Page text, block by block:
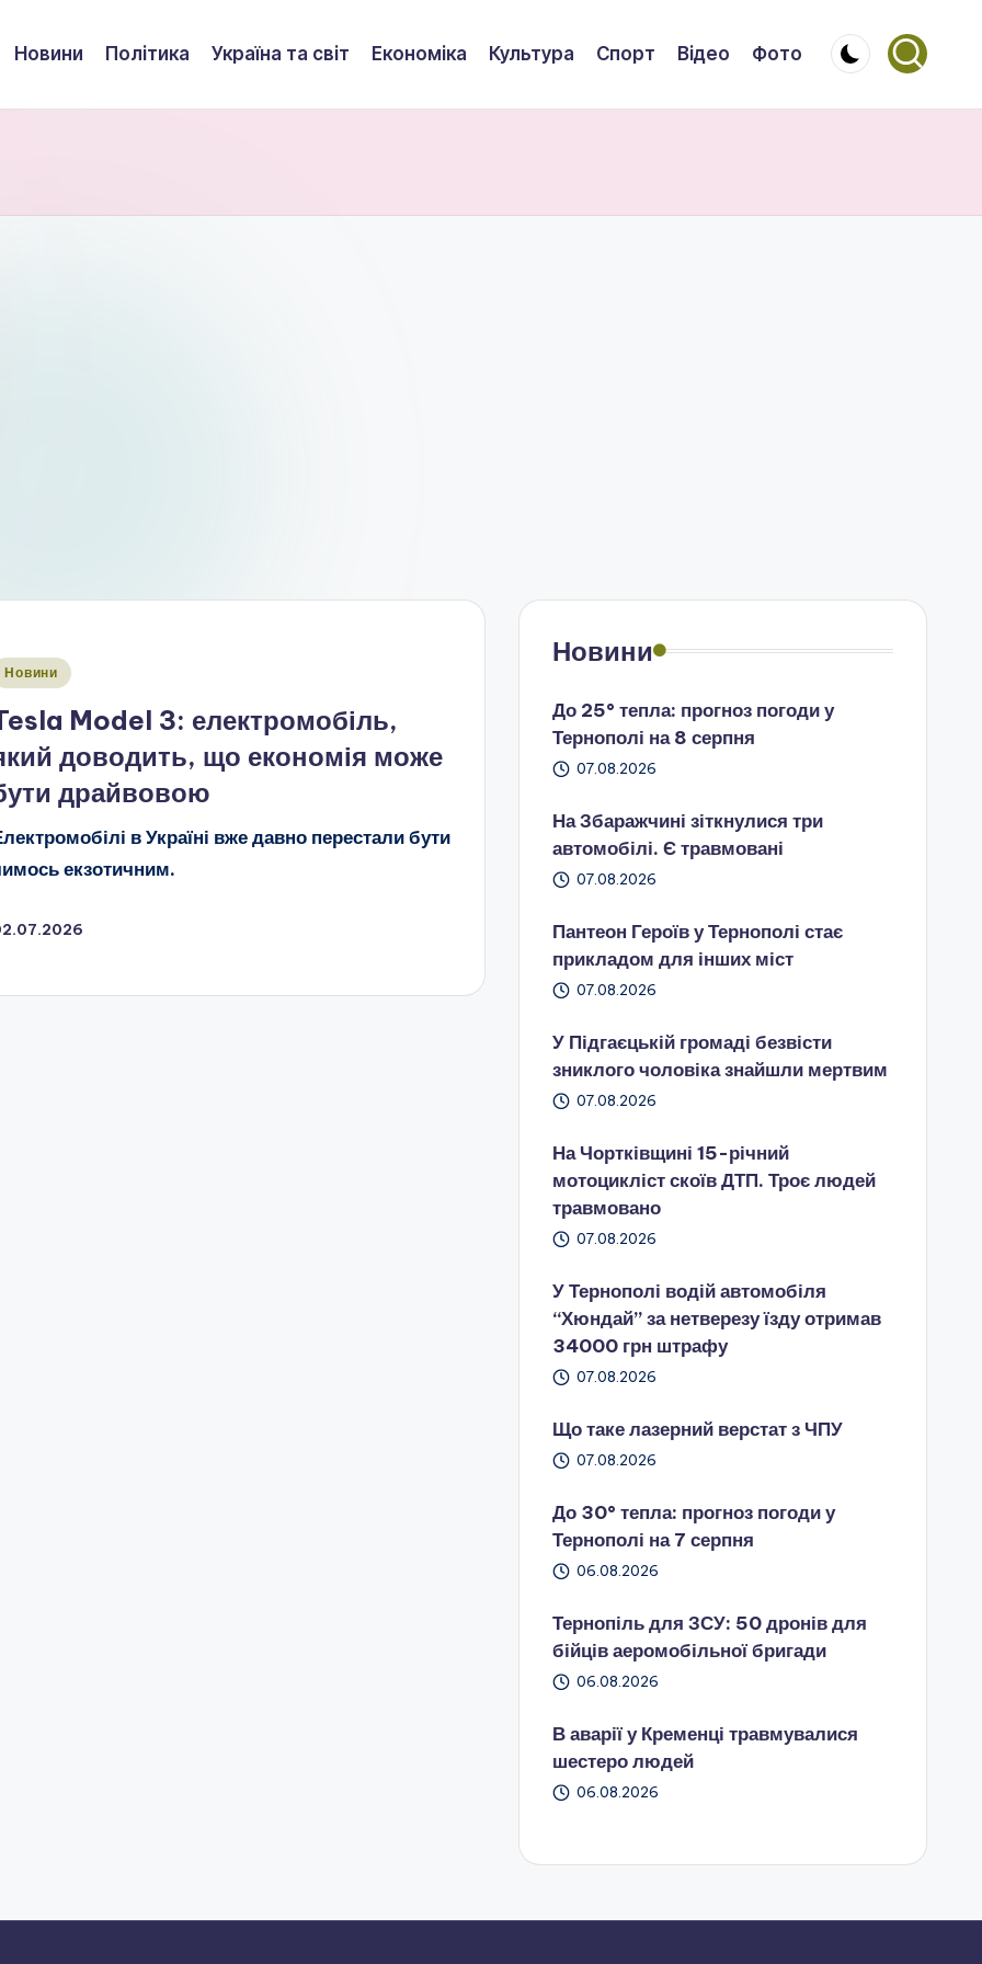
Новини Політика Україна та світ Економіка Культура Спорт Відео Фото
Новини
Model 3: електромобіль,
доводить, що економія може
драйвовою
в Україні вже давно перестали бути
екзотичним.
Новини
До 25° тепла: прогноз погоди у
Тернополі на 8 серпня
07.08.2026
На Збаражчині зіткнулися три
автомобілі. Є травмовані
07.08.2026
Пантеон Героїв у Тернополі стає
прикладом для інших міст
07.08.2026
У Підгаєцькій громаді безвісти
зниклого чоловіка знайшли мертвим
07.08.2026
На Чортківщині 15-річний
мотоцикліст скоїв ДТП. Троє людей
травмовано
07.08.2026
У Тернополі водій автомобіля
“Хюндай” за нетверезу їзду отримав
34000 грн штрафу
07.08.2026
Що таке лазерний верстат з ЧПУ
07.08.2026
До 30° тепла: прогноз погоди у
Тернополі на 7 серпня
06.08.2026
Тернопіль для ЗСУ: 50 дронів для
бійців аеромобільної бригади
06.08.2026
В аварії у Кременці травмувалися
шестеро людей
06.08.2026